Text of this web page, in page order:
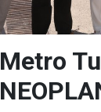
Metro